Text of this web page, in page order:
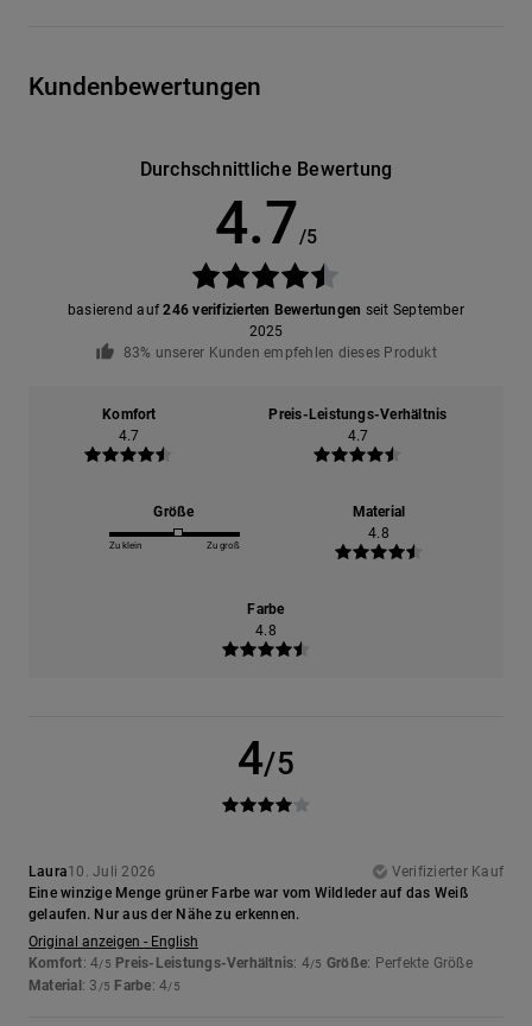
Kundenbewertungen
Durchschnittliche Bewertung
4.7/5
basierend auf246 verifizierten Bewertungen seit September
2025
83% unserer Kunden empfehlen dieses Produkt
Komfort
4.7
Preis-Leistungs-Verhältnis
4.7
Größe
Zu klein Zu groß
Material
4.8
Farbe
4.8
4/5
Laura10. Juli 2026
Verifizierter Kauf
Eine winzige Menge grüner Farbe war vom Wildleder auf das Weiß
gelaufen. Nur aus der Nähe zu erkennen.
Original anzeigen - English
Komfort: 4/5 Preis-Leistungs-Verhältnis: 4/5 Größe: Perfekte Größe
Material: 3 /5 Farbe: 4/5